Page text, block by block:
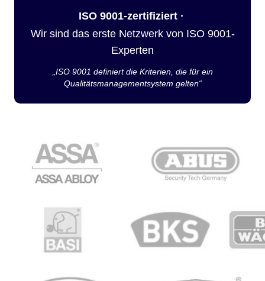
ISO 9001-zertifiziert ·
Wir sind das erste Netzwerk von ISO 9001-
Experten
„ISO 9001 definiert die Kriterien, die für ein
Qualitätsmanagementsystem gelten“